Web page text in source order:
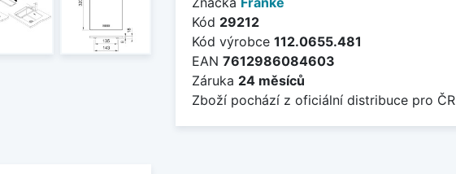
Kód 29212
Kód výrobce 112.0655.481
EAN 7612986084603
Záruka 24 měsíců
Zboží pochází z oficiální distribuce pro ČR